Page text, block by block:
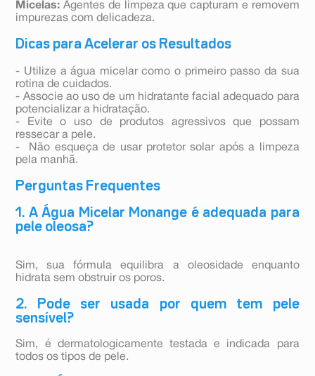
Micelas: Agentes de limpeza que capturam e removem
impurezas com delicadeza.
Dicas para Acelerar os Resultados
- Utilize a água micelar como o primeiro passo da sua
rotina de cuidados.
- Associe ao uso de um hidratante facial adequado para
potencializar a hidratação.
- Evite o uso de produtos agressivos que possam
ressecar a pele.
- Não esqueça de usar protetor solar após a limpeza
pela manhã.
Perguntas Frequentes
1. A Água Micelar Monange é adequada para
pele oleosa?
Sim, sua fórmula equilibra a oleosidade enquanto
hidrata sem obstruir os poros.
2. Pode ser usada por quem tem pele
sensível?
Sim, é dermatologicamente testada e indicada para
todos os tipos de pele.